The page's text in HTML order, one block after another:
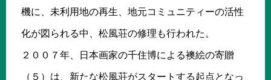
機に、未利用地の再生、地元コミュニティーの活性
化が図られる中、松風荘の修理も行われた。
２００７年、日本画家の千住博による襖絵の寄贈
（５）は、新たな松風荘がスタートする起点となっ